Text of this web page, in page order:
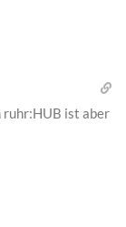
ruhr:HUB ist aber